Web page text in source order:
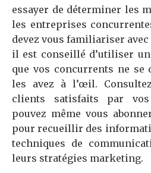
essayer de déterminer les
les entreprises
devez vous familiariser
il est conseillé d’utiliser
que vos concurrents ne se
les avez à l’œil.
clients satisfaits par vos
pouvez même vous
pour recueillir des
techniques de
leurs stratégies marketing.